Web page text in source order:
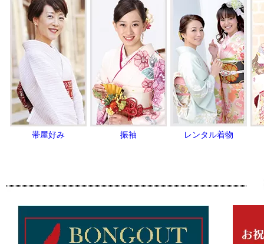
帯屋好み 振袖 レンタル着物